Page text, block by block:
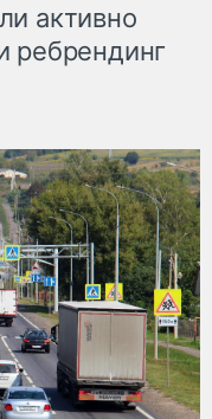
активно
ребрендинг